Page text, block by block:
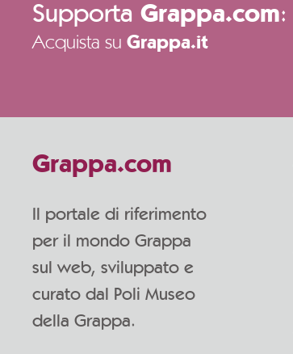
Supporta Grappa.com:
Acquista su Grappa.it
Grappa.com
Il portale di riferimento
per il mondo Grappa
sul web, sviluppato e
curato dal Poli Museo
della Grappa.